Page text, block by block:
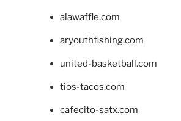
alawaffle.com
aryouthfishing.com
united-basketball.com
tios-tacos.com
cafecito-satx.com